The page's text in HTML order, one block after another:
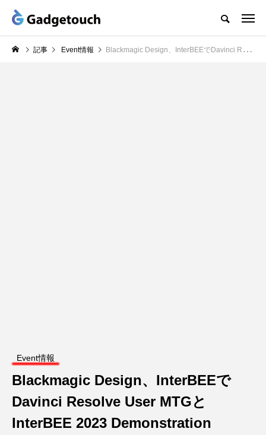
記事 Event情報 Blackmagic Design、InterBEEでDavinci Resolve User MTGとInterBEE 2023 Demonstration Theatreを開催
Event情報
Blackmagic Design、InterBEEで
Davinci Resolve User MTGと
InterBEE 2023 Demonstration